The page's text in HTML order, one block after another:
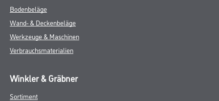
Bodenbeläge
Wand- & Deckenbeläge
Werkzeuge & Maschinen
Verbrauchsmaterialien
Winkler & Gräbner
Sortiment